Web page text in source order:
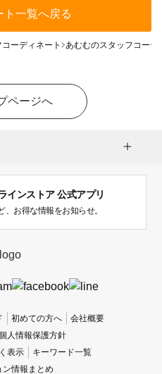
ト一覧へ戻る
ーディネート あむむのスタッフコーデ
ページへ
インストア 公式アプリ
、お得な情報をお知らせ。
初めての方へ
会社概要
人情報保護方針
表示
キーワード一覧
ン情報まとめ